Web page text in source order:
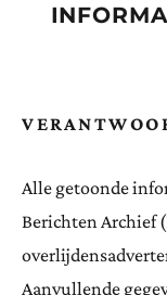
Alle getoonde
Berichten Archief
Aanvullende